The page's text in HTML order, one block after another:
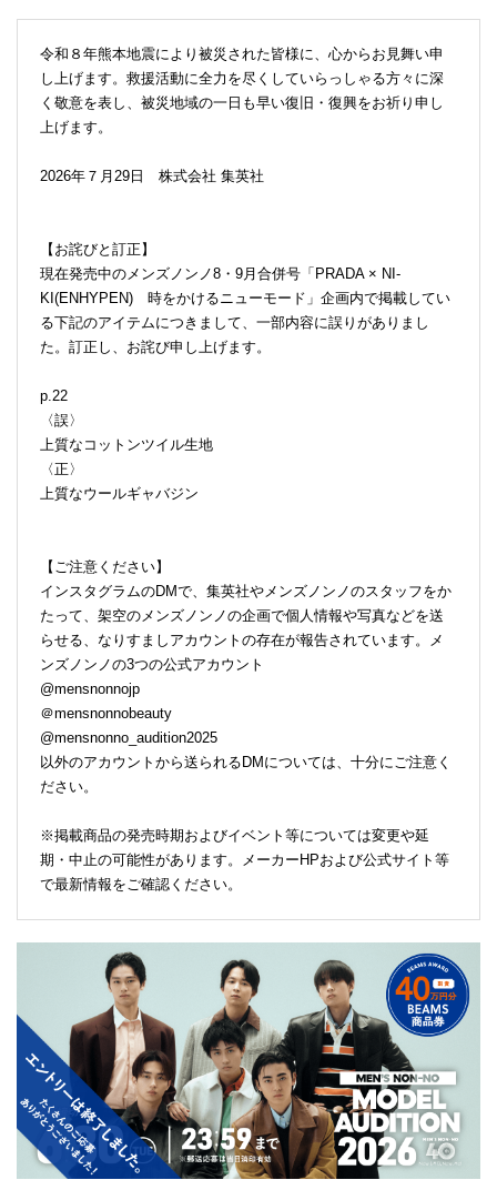
令和８年熊本地震により被災された皆様に、心からお見舞い申
し上げます。救援活動に全力を尽くしていらっしゃる方々に深
く敬意を表し、被災地域の一日も早い復旧・復興をお祈り申し
上げます。
2026年７月29日 株式会社 集英社
【お詫びと訂正】
現在発売中のメンズノンノ8・9月合併号「PRADA × NI-
KI(ENHYPEN) 時をかけるニューモード」企画内で掲載してい
る下記のアイテムにつきまして、一部内容に誤りがありまし
た。訂正し、お詫び申し上げます。
p.22
〈誤〉
上質なコットンツイル生地
〈正〉
上質なウールギャバジン
【ご注意ください】
インスタグラムのDMで、集英社やメンズノンノのスタッフをか
たって、架空のメンズノンノの企画で個人情報や写真などを送
らせる、なりすましアカウントの存在が報告されています。メ
ンズノンノの3つの公式アカウント
@mensnonnojp
＠mensnonnobeauty
@mensnonno_audition2025
以外のアカウントから送られるDMについては、十分にご注意く
ださい。
※掲載商品の発売時期およびイベント等については変更や延
期・中止の可能性があります。メーカーHPおよび公式サイト等
で最新情報をご確認ください。